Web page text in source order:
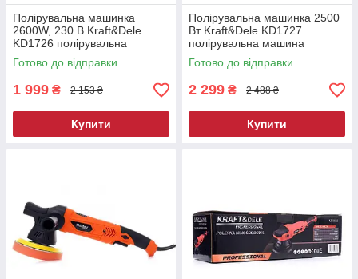
Полірувальна машинка
2600W, 230 В Kraft&Dele
KD1726 полірувальна
машина
Готово до відправки
1 999 ₴ 2 153 ₴
Купити
Полірувальна машинка 2500
Вт Kraft&Dele KD1727
полірувальна машина
Готово до відправки
2 299 ₴ 2 488 ₴
Купити